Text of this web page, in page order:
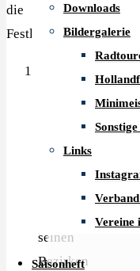
Downloads
Bildergalerie
Links
Vereine
Saisonheft
die
Festlegungen:
Punktspielsaison
geplanter
seinen
Bezirken